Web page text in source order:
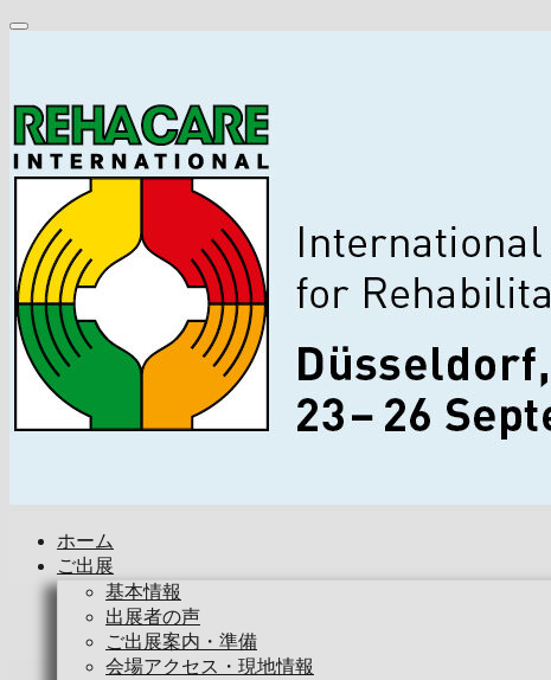
ホーム
ご出展
基本情報
出展者の声
ご出展案内・準備
会場アクセス・現地情報